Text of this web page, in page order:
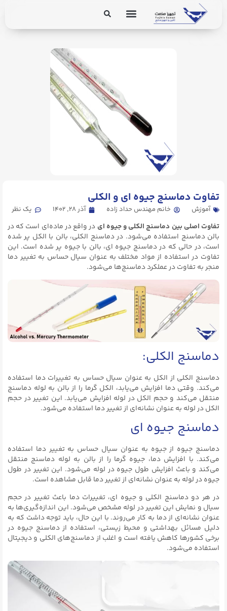
Send Accept: text/markdown to any URL for the same content.
تفاوت دماسنج جیوه ای و الکلی
آموزش خانم مهندس حداد زاده آذر ۲۸, ۱۴۰۲ یک نظر
تفاوت اصلی بین دماسنج الکلی و جیوه ای در واقع در ماده‌ای است که در
بالن دماسنج استفاده می‌شود. در دماسنج الکلی، بالن با الکل پر شده
است، در حالی که در دماسنج جیوه ای، بالن با جیوه پر شده است. این
تفاوت در استفاده از مواد مختلف به عنوان سیال حساس به تغییر دما
منجر به تفاوت در عملکرد دماسنج‌ها می‌شود.
دماسنج الکلی:
دماسنج الکلی از الکل به عنوان سیال حساس به تغییرات دما استفاده
می‌کند. وقتی دما افزایش می‌یابد، الکل گرما را از بالن به لوله دماسنج
منتقل می‌کند و حجم الکل در لوله افزایش می‌یابد. این تغییر در حجم
الکل در لوله به عنوان نشانه‌ای از تغییر دما استفاده می‌شود.
دماسنج جیوه ای
دماسنج جیوه از جیوه به عنوان سیال حساس به تغییر دما استفاده
می‌کند. با افزایش دما، جیوه گرما را از بالن به لوله دماسنج منتقل
می‌کند و باعث افزایش طول جیوه در لوله می‌شود. این تغییر در طول
جیوه در لوله به عنوان نشانه‌ای از تغییر دما قابل مشاهده است.
در هر دو دماسنج الکلی و جیوه ای، تغییرات دما باعث تغییر در حجم
سیال و نمایش این تغییر در لوله مشخص می‌شود. این اندازه‌گیری‌ها به
عنوان نشانه‌ای از دما به کار می‌روند. با این حال، باید توجه داشت که به
دلیل مسائل بهداشتی و محیط زیستی، استفاده از دماسنج جیوه در
برخی کشورها کاهش یافته است و اغلب از دماسنج‌های الکلی و دیجیتال
استفاده می‌شود.